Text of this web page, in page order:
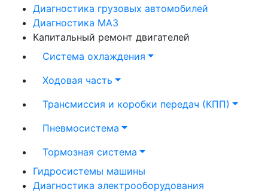
Диагностика грузовых автомобилей
Диагностика МАЗ
Капитальный ремонт двигателей
Система охлаждения
Ходовая часть
Трансмиссия и коробки передач (КПП)
Пневмосистема
Тормозная система
Гидросистемы машины
Диагностика электрооборудования